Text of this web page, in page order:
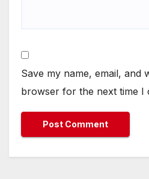
Save my name, email, and
browser for the next time I